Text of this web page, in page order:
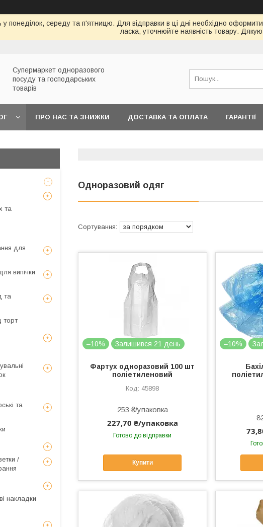
понеділок, середу та п'ятницю. Для відправки в ці дні необхідно
ласка, уточнюйте наявність товару.
Супермаркет одноразового
посуду та господарських
товарів
ПРО НАС ТА ЗНИЖКИ ДОСТАВКА ТА ОПЛАТА ГАРАНТІЇ
Одноразовий одяг
–10% Залишився 21 день
Фартух одноразовий 100 шт
поліетиленовий
45898
253 ₴/упаковка
227,70 ₴/упаковка
Готово до відправки
Купити
–10%
та
для
випічки
та
торт
та
/
накладки